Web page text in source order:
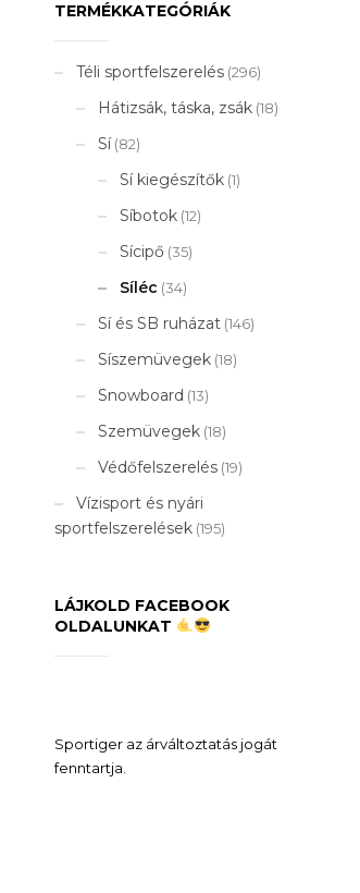
TERMÉKKATEGÓRIÁK
Téli sportfelszerelés (296)
Hátizsák, táska, zsák (18)
Sí (82)
Sí kiegészítők (1)
Síbotok (12)
Sícipő (35)
Síléc (34)
Sí és SB ruházat (146)
Síszemüvegek (18)
Snowboard (13)
Szemüvegek (18)
Védőfelszerelés (19)
Vízisport és nyári
sportfelszerelések (195)
LÁJKOLD FACEBOOK
OLDALUNKAT
Sportiger az árváltoztatás jogát
fenntartja.